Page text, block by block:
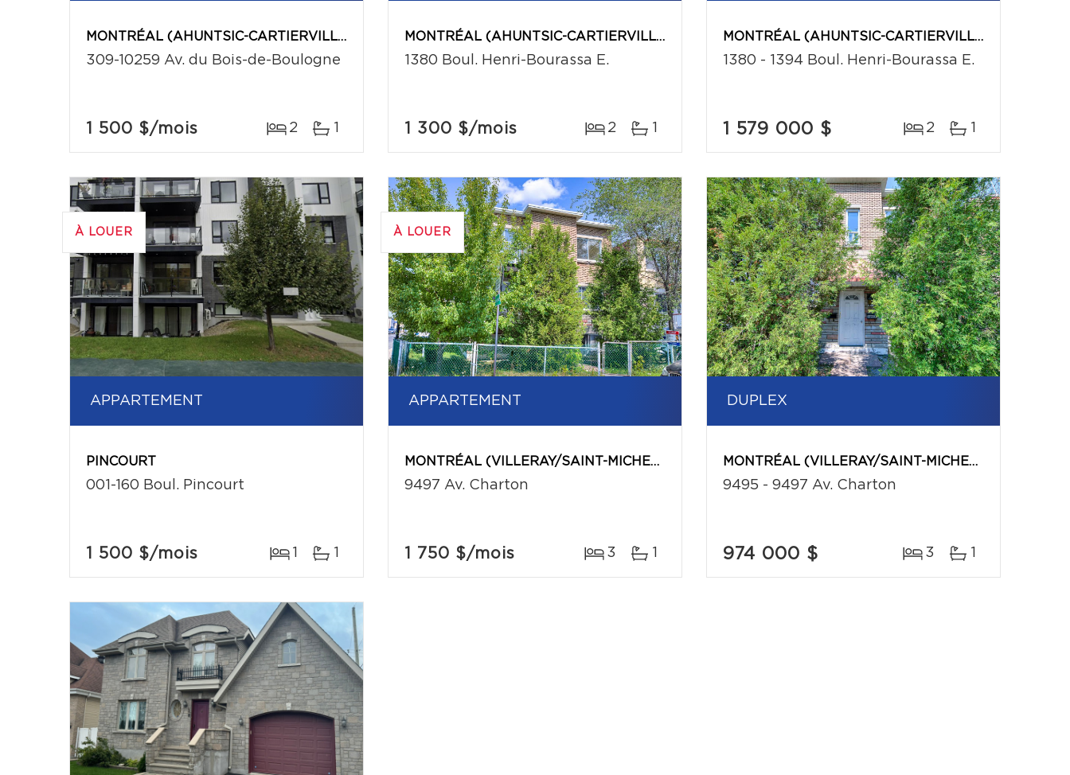
MONTRÉAL (AHUNTSIC-CARTIERVILLE)
309-10259 Av. du Bois-de-Boulogne
1 500 $/mois 2 1
MONTRÉAL (AHUNTSIC-CARTIERVILLE)
1380 Boul. Henri-Bourassa E.
1 300 $/mois 2 1
MONTRÉAL (AHUNTSIC-CARTIERVILLE)
1380 - 1394 Boul. Henri-Bourassa E.
1 579 000 $ 2 1
À LOUER
APPARTEMENT
PINCOURT
001-160 Boul. Pincourt
1 500 $/mois 1 1
À LOUER
APPARTEMENT
MONTRÉAL (VILLERAY/SAINT-MICHEL/PARC-EXTENSION)
9497 Av. Charton
1 750 $/mois 3 1
DUPLEX
MONTRÉAL (VILLERAY/SAINT-MICHEL/PARC-EXTENSION)
9495 - 9497 Av. Charton
974 000 $ 3 1